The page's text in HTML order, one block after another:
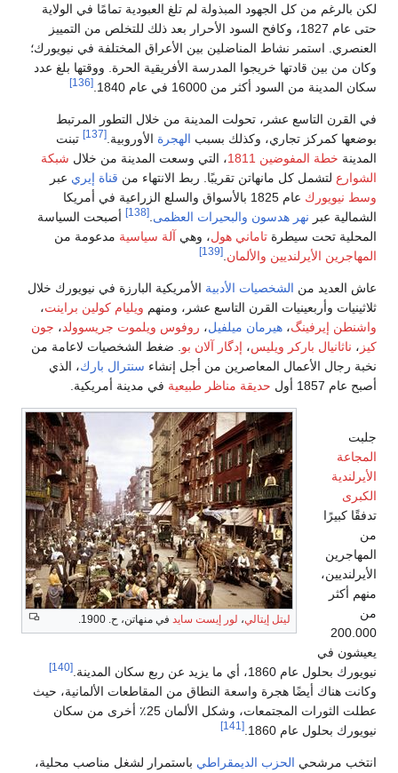
تلغ العبودية تمامًا في الولاية
الأحرار بعد ذلك للتخلص من التمييز
الأعراق المختلفة في نيويورك؛
الحرة. ووقتها بلغ عدد
من خلال التطور المرتبط
الهجرةالأوروبية.
تبنت
وسعت المدينة من خلالشبكة
الانتهاء منقناة إيريعبر
والسلع الزراعية في أمريكا
العظمى.
أصبحت السياسة
وهيآلة سياسيةمدعومة من
البارزة في نيويورك خلال
عشر، ومنهمويليام كولين براينت،
روفوس ويلموت جريسوولد،جون
. ضغط الشخصيات لاعامة من
أجل إنشاءسنترال بارك، الذي
في مدينة أمريكية.
سايدفي منهاتن، ح. 1900.
[140]
من المقاطعات الألمانية، حيث
عطلت الثورات المجتمعات، وشكل الألمان 25٪ أخرى من سكان
باستمرار لشغل مناصب محلية،